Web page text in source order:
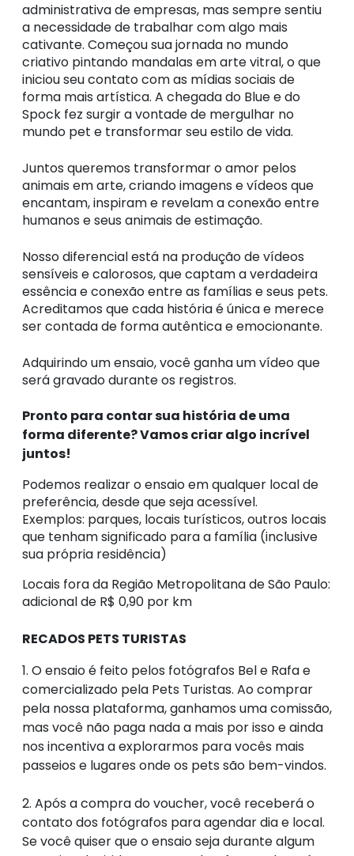
administrativa de empresas, mas sempre sentiu
a necessidade de trabalhar com algo mais
cativante. Começou sua jornada no mundo
criativo pintando mandalas em arte vitral, o que
iniciou seu contato com as mídias sociais de
forma mais artística. A chegada do Blue e do
Spock fez surgir a vontade de mergulhar no
mundo pet e transformar seu estilo de vida.
Juntos queremos transformar o amor pelos
animais em arte, criando imagens e vídeos que
encantam, inspiram e revelam a conexão entre
humanos e seus animais de estimação.
Nosso diferencial está na produção de vídeos
sensíveis e calorosos, que captam a verdadeira
essência e conexão entre as famílias e seus pets.
Acreditamos que cada história é única e merece
ser contada de forma autêntica e emocionante.
Adquirindo um ensaio, você ganha um vídeo que
será gravado durante os registros.
Pronto para contar sua história de uma
forma diferente?Vamos criar algo incrível
juntos!
Podemos realizar o ensaio em qualquer local de
preferência, desde que seja acessível.
Exemplos: parques, locais turísticos, outros locais
que tenham significado para a família (inclusive
sua própria residência)
Locais fora da Região Metropolitana de São Paulo:
adicional de R$ 0,90 por km
RECADOS PETS TURISTAS
1. O ensaio é feito pelos fotógrafos Bel e Rafa e
comercializado pela Pets Turistas. Ao comprar
pela nossa plataforma, ganhamos uma comissão,
mas você não paga nada a mais por isso e ainda
nos incentiva a explorarmos para vocês mais
passeios e lugares onde os pets são bem-vindos.
2. Após a compra do voucher, você receberá o
contato dos fotógrafos para agendar dia e local.
Se você quiser que o ensaio seja durante algum